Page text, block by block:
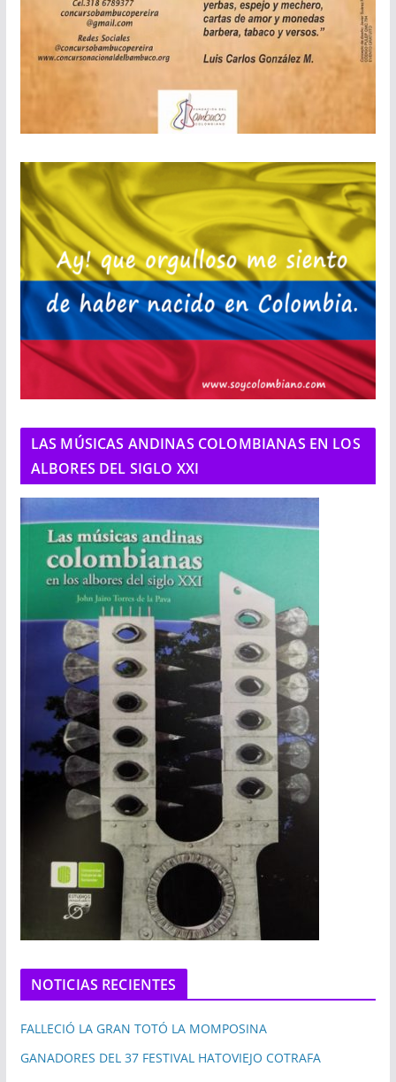
LAS MÚSICAS ANDINAS COLOMBIANAS EN LOS
ALBORES DEL SIGLO XXI
NOTICIAS RECIENTES
FALLECIÓ LA GRAN TOTÓ LA MOMPOSINA
GANADORES DEL 37 FESTIVAL HATOVIEJO COTRAFA